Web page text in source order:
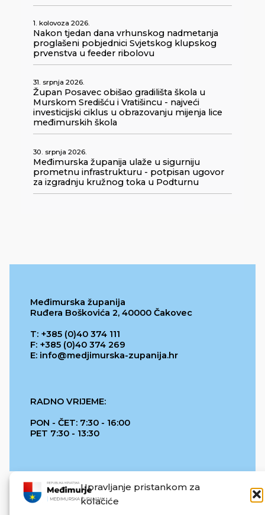
Upravljanje pristankom za
kolačiće
1. kolovoza 2026.
Nakon tjedan dana vrhunskog nadmetanja
proglašeni pobjednici Svjetskog klupskog
prvenstva u feeder ribolovu
31. srpnja 2026.
Župan Posavec obišao gradilišta škola u
Murskom Središću i Vratišincu - najveći
investicijski ciklus u obrazovanju mijenja lice
međimurskih škola
30. srpnja 2026.
Međimurska županija ulaže u sigurniju
prometnu infrastrukturu - potpisan ugovor
za izgradnju kružnog toka u Podturnu
Međimurska županija
Ruđera Boškovića 2, 40000 Čakovec
T: +385 (0)40 374 111
F: +385 (0)40 374 269
E: info@medjimurska-zupanija.hr
RADNO VRIJEME:
PON - ČET: 7:30 - 16:00
PET 7:30 - 13:30